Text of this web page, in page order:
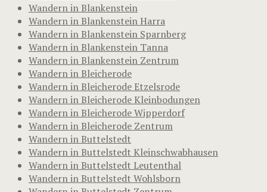
Wandern in Blankenstein
Wandern in Blankenstein Harra
Wandern in Blankenstein Sparnberg
Wandern in Blankenstein Tanna
Wandern in Blankenstein Zentrum
Wandern in Bleicherode
Wandern in Bleicherode Etzelsrode
Wandern in Bleicherode Kleinbodungen
Wandern in Bleicherode Wipperdorf
Wandern in Bleicherode Zentrum
Wandern in Buttelstedt
Wandern in Buttelstedt Kleinschwabhausen
Wandern in Buttelstedt Leutenthal
Wandern in Buttelstedt Wohlsborn